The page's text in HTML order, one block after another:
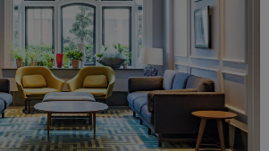
Hôtels d'aéroport
Nouveaux et futurs hôtels
Réunions et événements
Découvrez Radisson